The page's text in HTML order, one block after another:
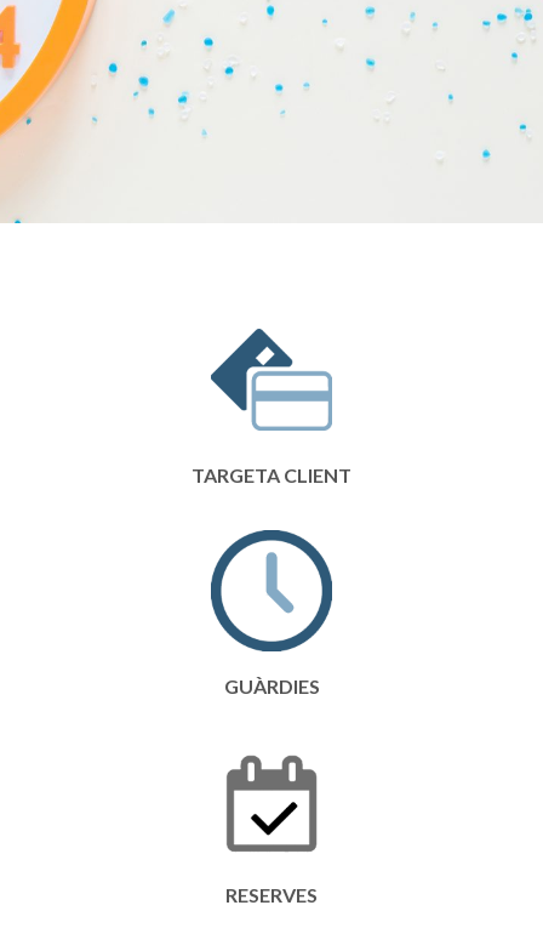
TARGETA CLIENT
GUÀRDIES
RESERVES